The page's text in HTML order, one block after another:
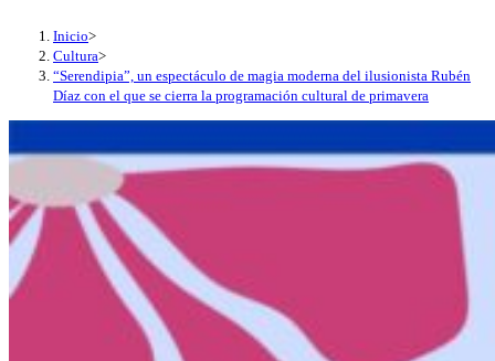
Inicio>
Cultura>
“Serendipia”, un espectáculo de magia moderna del ilusionista Rubén
Díaz con el que se cierra la programación cultural de primavera